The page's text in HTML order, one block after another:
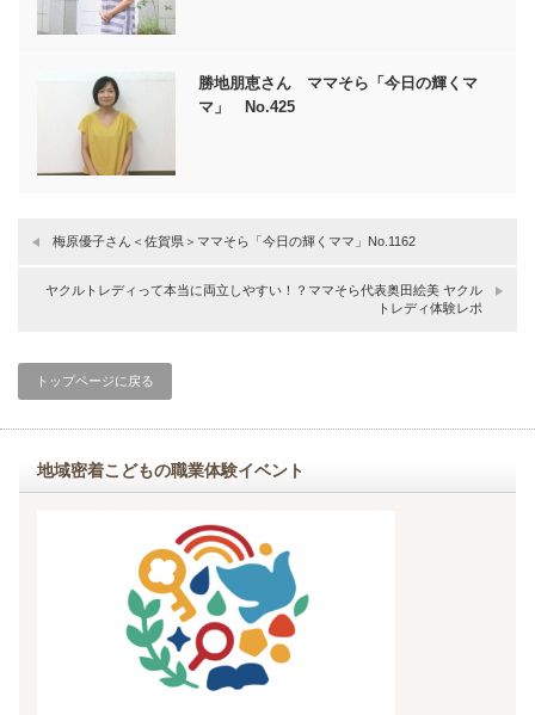
勝地朋恵さん ママそら「今日の輝くマ
マ」 No.425
梅原優子さん＜佐賀県＞ママそら「今日の輝くママ」No.1162
ヤクルトレディって本当に両立しやすい！？ママそら代表奥田絵美 ヤクル
トレディ体験レポ
トップページに戻る
地域密着こどもの職業体験イベント